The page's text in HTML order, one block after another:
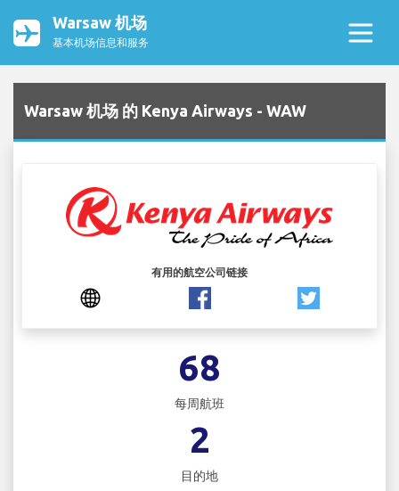
Warsaw 机场
基本机场信息和服务
Warsaw 机场 的 Kenya Airways - WAW
有用的航空公司链接
68
每周航班
2
目的地